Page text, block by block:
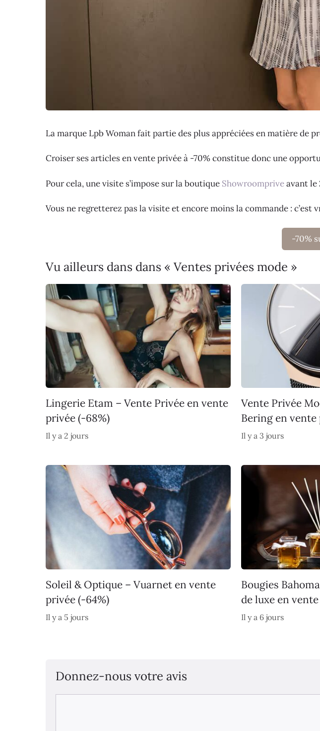
La marque Lpb Woman fait partie des plus appréciées en matière de
Croiser ses articles en vente privée à -70% constitue donc une
Pour cela, une visite s’impose sur la boutique Showroompriveavant le
Vous ne regretterez pas la visite et encore moins la commande : c’est
-70%
Vu ailleurs dans dans « Ventes privées mode »
Lingerie Etam – Vente Privée en vente
privée (-68%)
Il y a 2 jours
Vente Privée
Bering en vente
Il y a 3 jours
Soleil & Optique – Vuarnet en vente
privée (-64%)
Il y a 5 jours
Bougies
de luxe en
Il y a 6 jours
Donnez-nous votre avis